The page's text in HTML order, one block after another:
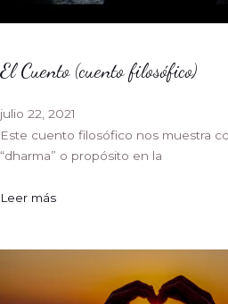
El Cuento (cuento filosófico)
julio 22, 2021
Este cuento filosófico nos muestra
“dharma” o propósito en la
Leer más